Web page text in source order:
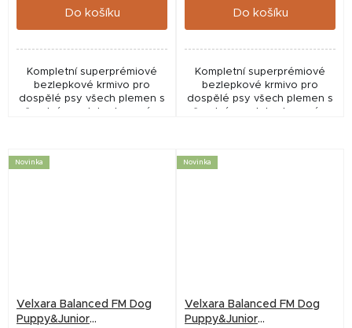
Do košíku
Kompletní superprémiové
bezlepkové krmivo pro
dospělé psy všech plemen s
Do košíku
Kompletní superprémiové
bezlepkové krmivo pro
dospělé psy všech plemen s
Novinka
Velxara Balanced FM Dog
Puppy&Junior
Novinka
Velxara Balanced FM Dog
Puppy&Junior